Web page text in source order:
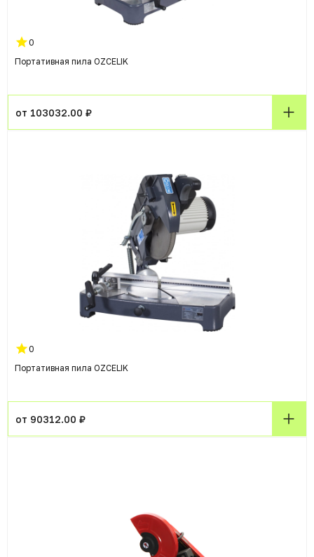
0
Портативная пила OZCELIK
от 103032.00 ₽
0
Портативная пила OZCELIK
от 90312.00 ₽